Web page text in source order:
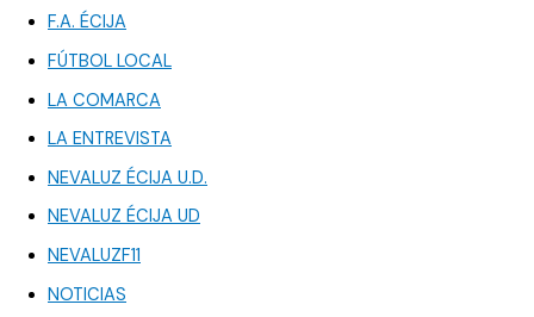
F.A. ÉCIJA
FÚTBOL LOCAL
LA COMARCA
LA ENTREVISTA
NEVALUZ ÉCIJA U.D.
NEVALUZ ÉCIJA UD
NEVALUZF11
NOTICIAS